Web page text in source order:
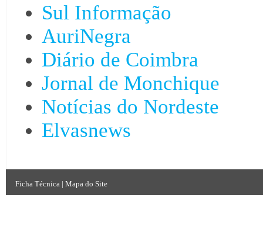
Sul Informação
AuriNegra
Diário de Coimbra
Jornal de Monchique
Notícias do Nordeste
Elvasnews
Ficha Técnica | Mapa do Site